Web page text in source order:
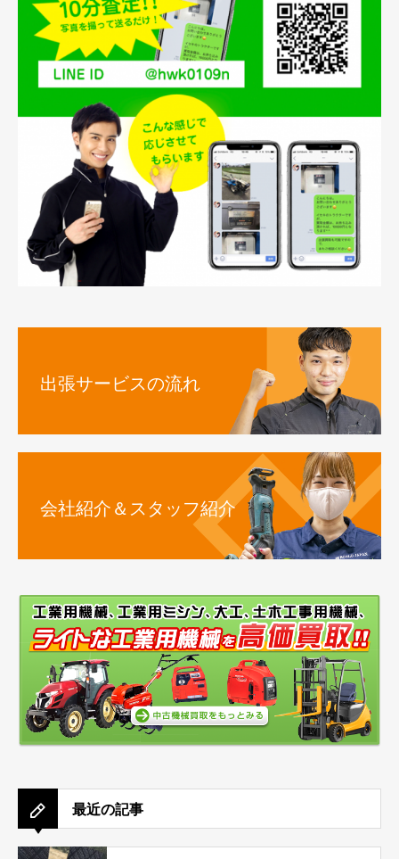
出張サービスの流れ
会社紹介＆スタッフ紹介
最近の記事